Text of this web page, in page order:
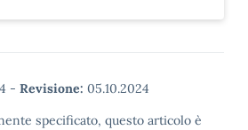
- Revisione: 05.10.2024
specificato, questo articolo è